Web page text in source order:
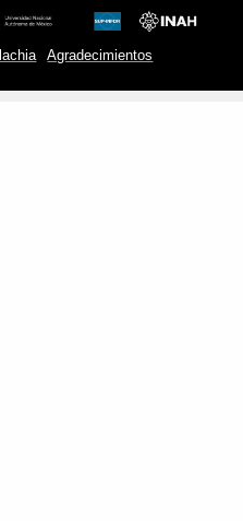
Agradecimientos